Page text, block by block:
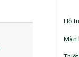
Hỗ
Màn